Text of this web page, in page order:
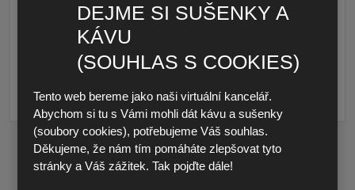
Žlab typ 60 plech SW9 A15
pdf
Nahrát soubor
Váš text *
DEJME SI SUŠENKY A
KÁVU
(SOUHLAS S COOKIES)
Tento web bereme jako naši virtuální kancelář.
Abychom si tu s Vámi mohli dát kávu a sušenky
(soubory cookies), potřebujeme Váš souhlas.
Děkujeme, že nám tím pomáháte zlepšovat tyto
stránky a Váš zážitek. Tak pojďte dále!